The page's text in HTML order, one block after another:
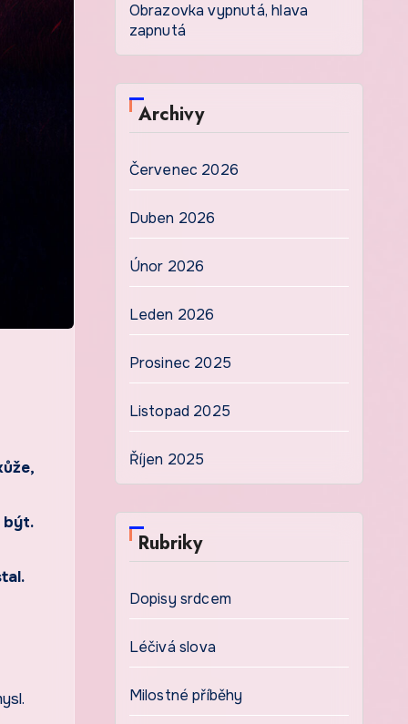
být.
Obrazovka vypnutá, hlava
zapnutá
Archivy
Červenec 2026
Duben 2026
Únor 2026
Leden 2026
Prosinec 2025
Listopad 2025
Říjen 2025
Rubriky
Dopisy srdcem
Léčivá slova
Milostné příběhy